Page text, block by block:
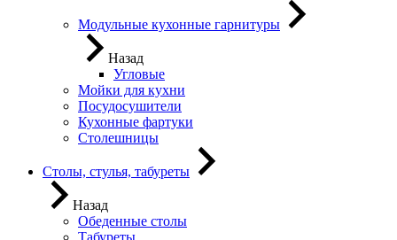
Модульные кухонные гарнитуры
Назад
Угловые
Мойки для кухни
Посудосушители
Кухонные фартуки
Столешницы
Столы, стулья, табуреты
Назад
Обеденные столы
Табуреты